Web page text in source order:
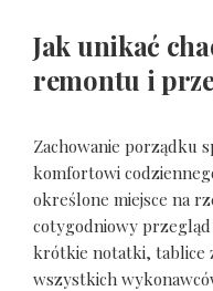
Jak unikać
remontu i
Zachowanie porządku
komfortowi
określone miejsce na
cotygodniowy
krótkie notatki, tablice
wszystkich